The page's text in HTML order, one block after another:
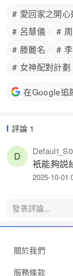
# 愛回家之開心
# 呂慧儀
#
# 滕麗名
#
# 女神配對計劃
在Google追
評論 1
衹能夠説
2025-10-01
發表評論...
關於我們
服務條款